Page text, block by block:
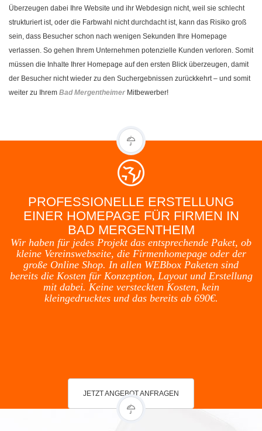
Überzeugen dabei Ihre Website und ihr Webdesign nicht, weil sie schlecht
strukturiert ist, oder die Farbwahl nicht durchdacht ist, kann das Risiko groß
sein, dass Besucher schon nach wenigen Sekunden Ihre Homepage
verlassen. So gehen Ihrem Unternehmen potenzielle Kunden verloren. Somit
müssen die Inhalte Ihrer Homepage auf den ersten Blick überzeugen, damit
der Besucher nicht wieder zu den Suchergebnissen zurückkehrt – und somit
weiter zu Ihrem Bad Mergentheimer Mitbewerber!
PROFESSIONELLE ERSTELLUNG
EINER HOMEPAGE FÜR FIRMEN IN
BAD MERGENTHEIM
Wir haben für jedes Projekt das entsprechende Paket, ob
kleine Vereinswebseite, die Firmenhomepage oder der
große Online Shop. In allen WEBbox Paketen sind
bereits die Kosten für Konzeption, Layout und Erstellung
mit dabei. Keine versteckten Kosten, kein
kleingedrucktes und das bereits ab 690€.
JETZT ANGEBOT ANFRAGEN